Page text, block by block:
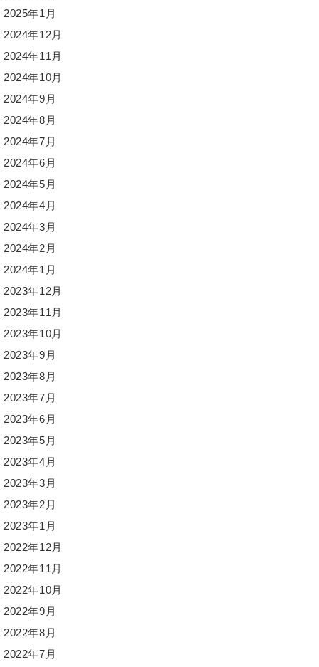
2025年1月
2024年12月
2024年11月
2024年10月
2024年9月
2024年8月
2024年7月
2024年6月
2024年5月
2024年4月
2024年3月
2024年2月
2024年1月
2023年12月
2023年11月
2023年10月
2023年9月
2023年8月
2023年7月
2023年6月
2023年5月
2023年4月
2023年3月
2023年2月
2023年1月
2022年12月
2022年11月
2022年10月
2022年9月
2022年8月
2022年7月